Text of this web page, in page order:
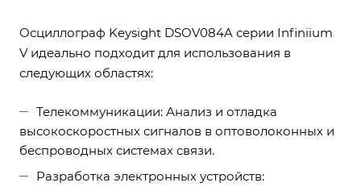
Осциллограф Keysight DSOV084A серии Infiniium
V идеально подходит для использования в
следующих областях:
Телекоммуникации: Анализ и отладка
высокоскоростных сигналов в оптоволоконных и
беспроводных системах связи.
Разработка электронных устройств: